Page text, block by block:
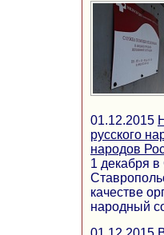
01.12.2015
русского
народов
1 декабря
качестве
народный